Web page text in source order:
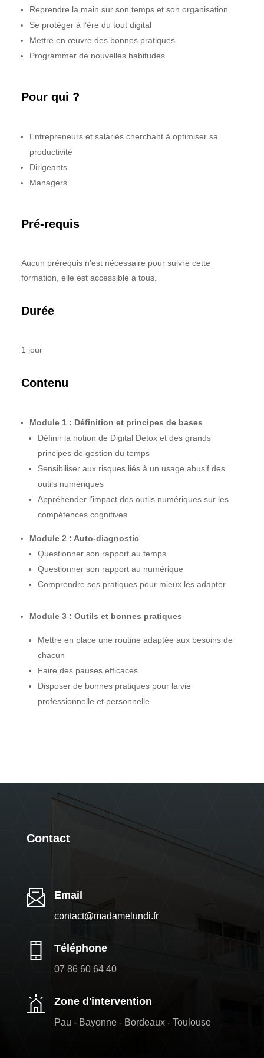
Reprendre la main sur son temps et son organisation
Se protéger à l’ère du tout digital
Mettre en œuvre des bonnes pratiques
Programmer de nouvelles habitudes
Pour qui ?
Entrepreneurs et salariés cherchant à optimiser sa
productivité
Dirigeants
Managers
Pré-requis
Aucun prérequis n’est nécessaire pour suivre cette
formation, elle est accessible à tous.
Durée
1 jour
Contenu
Module 1 : Définition et principes de bases
Définir la notion de Digital Detox et des grands
principes de gestion du temps
Sensibiliser aux risques liés à un usage abusif des
outils numériques
Appréhender l’impact des outils numériques sur les
compétences cognitives
Module 2 : Auto-diagnostic
Questionner son rapport au temps
Questionner son rapport au numérique
Comprendre ses pratiques pour mieux les adapter
Module 3 : Outils et bonnes pratiques
Mettre en place une routine adaptée aux besoins de
chacun
Faire des pauses efficaces
Disposer de bonnes pratiques pour la vie
professionnelle et personnelle
Contact
Email
contact@madamelundi.fr
Téléphone
07 86 60 64 40
Zone d'intervention
Pau - Bayonne - Bordeaux - Toulouse